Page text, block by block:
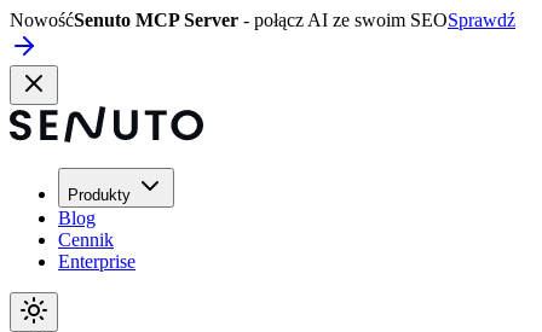
NowośćSenuto MCP Server - połącz AI ze swoim SEOSprawdź
Produkty
Blog
Cennik
Enterprise